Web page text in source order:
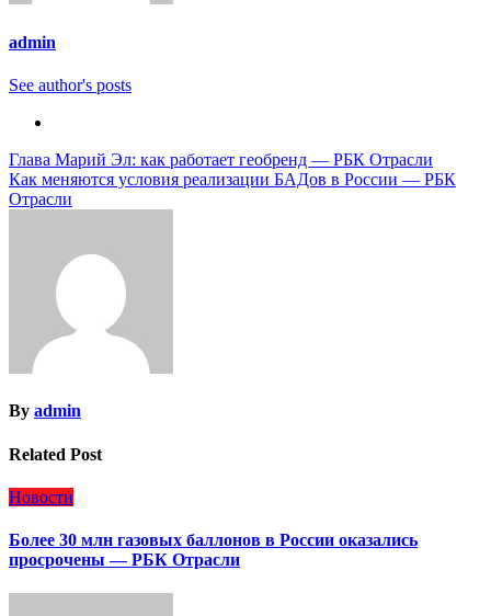
admin
See author's posts
Навигация
по
Глава Марий Эл: как работает геобренд — РБК Отрасли
Как меняются условия реализации БАДов в России — РБК
Отрасли
By admin
Related Post
Новости
Более 30 млн газовых баллонов в России оказались
просрочены — РБК Отрасли